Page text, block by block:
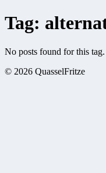
Tag:
No posts found for this tag.
© 2026 QuasselFritze